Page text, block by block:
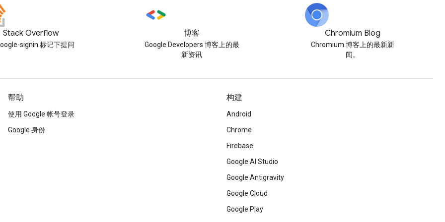
Stack Overflow
signin 标记下提问
博客
Google Developers 博客上的最
新资讯
Chromium Blog
Chromium 博客上的最新新
闻。
帮助
使用 Google 帐号登录
Google 身份
构建
Android
Chrome
Firebase
Google AI Studio
Google Antigravity
Google Cloud
Google Play